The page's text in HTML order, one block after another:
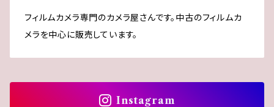
NIKON（ニコン）
OLYMPUS（オリンパス）
PENTAX（ペンタックス）
TRIP35のキャップ
雑貨フィルムカメラ専門のカメラ屋さんです。中古のフィルムカ
メラを中心に販売しています。
Instagram